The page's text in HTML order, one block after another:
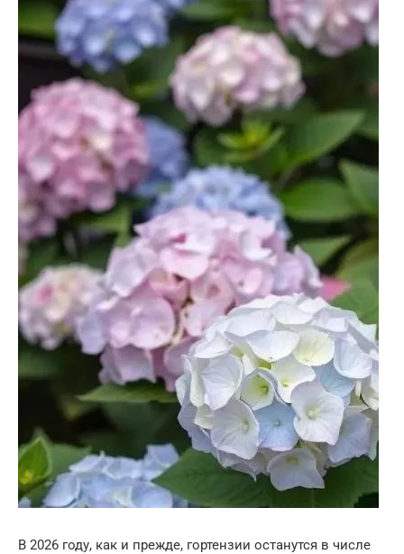
В 2026 году, как и прежде, гортензии останутся в числе